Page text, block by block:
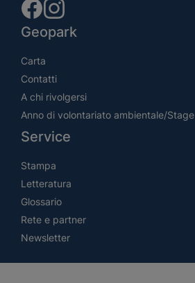
Geopark
Carta
Contatti
A chi rivolgersi
Anno di volontariato ambientale/Stage
Service
Stampa
Letteratura
Glossario
Rete e partner
Newsletter